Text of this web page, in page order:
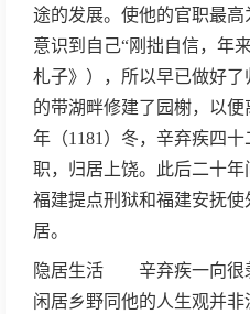
途的发展。使他的官职最
意识到自己“刚拙自信，年
札子》），所以早已做好
的带湖畔修建了园榭，以
年（1181）冬，辛弃疾四
职，归居上饶。此后二十
福建提点刑狱和福建安抚
居。
隐居生活 辛弃疾一向很
闲居乡野同他的人生观并